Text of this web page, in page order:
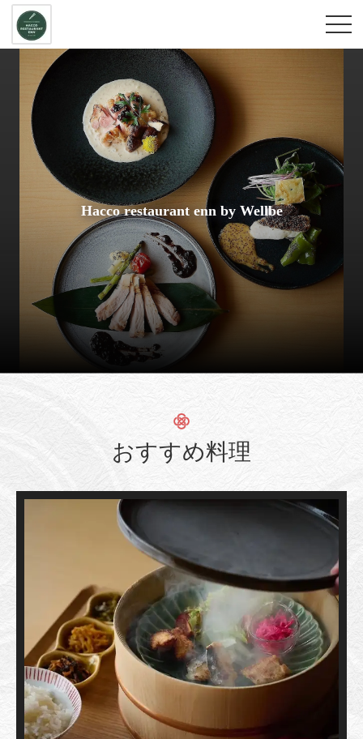
Hacco restaurant enn by Wellbe
おすすめ料理